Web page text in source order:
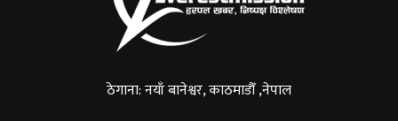
ठेगाना: नयाँ बानेश्वर, काठमाडौँ ,नेपाल